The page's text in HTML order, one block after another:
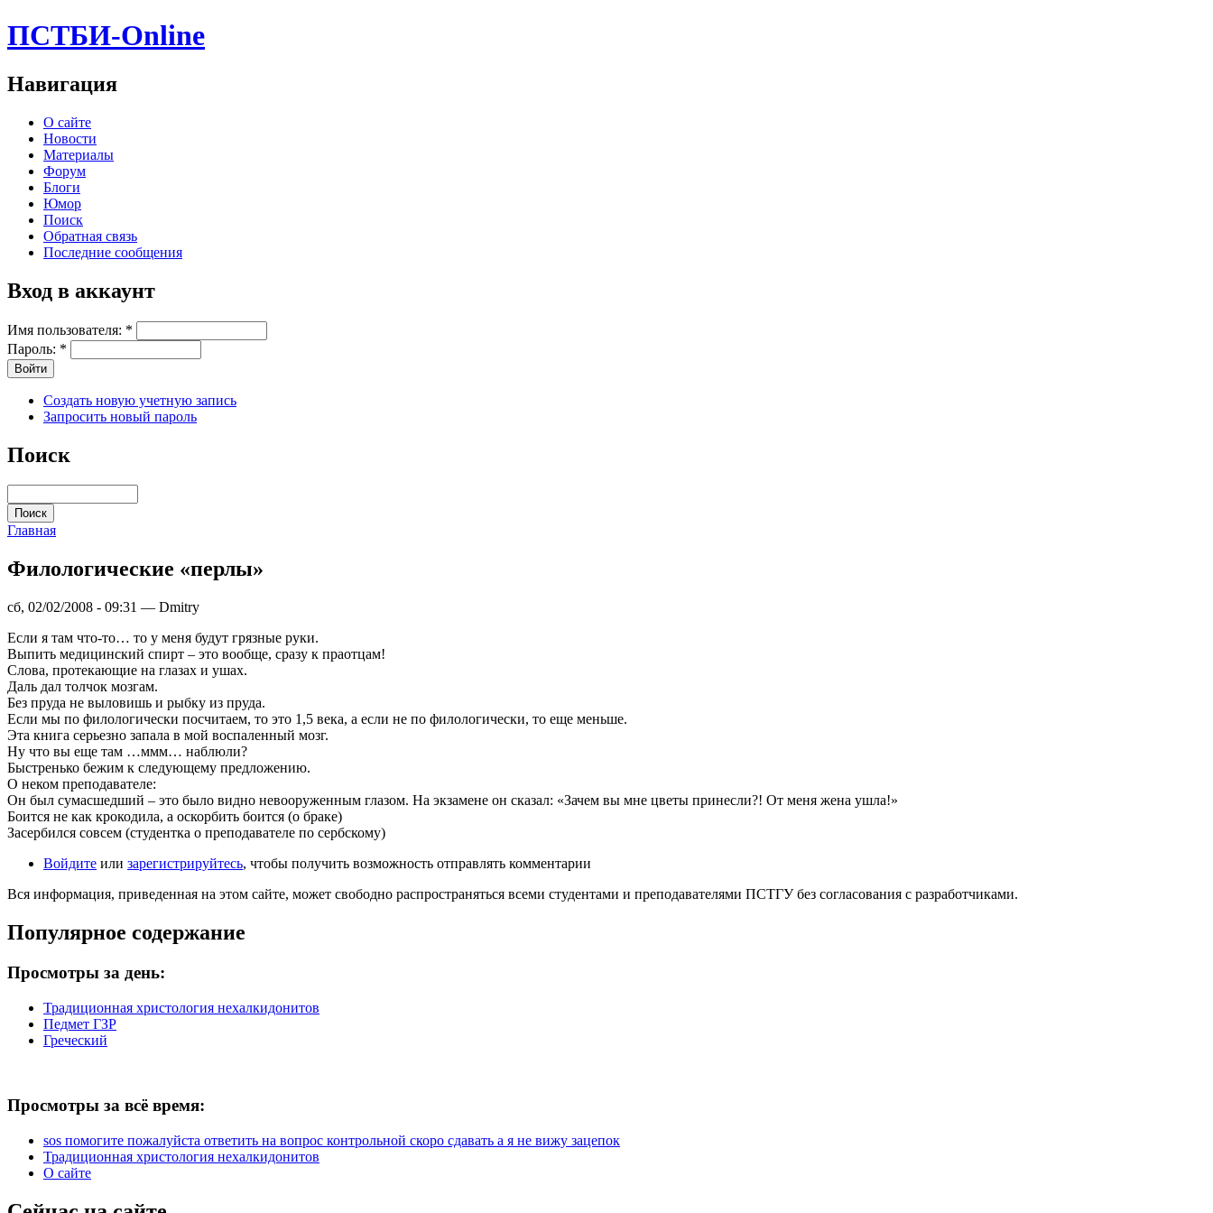
ПСТБИ-Online
Навигация
О сайте
Новости
Материалы
Форум
Блоги
Юмор
Поиск
Обратная связь
Последние сообщения
Вход в аккаунт
Имя пользователя: *
Пароль: *
Создать новую учетную запись
Запросить новый пароль
Поиск
Главная
Филологические «перлы»
сб, 02/02/2008 - 09:31 — Dmitry
Если я там что-то… то у меня будут грязные руки.
Выпить медицинский спирт – это вообще, сразу к праотцам!
Слова, протекающие на глазах и ушах.
Даль дал толчок мозгам.
Без пруда не выловишь и рыбку из пруда.
Если мы по филологически посчитаем, то это 1,5 века, а если не по филологически, то еще меньше.
Эта книга серьезно запала в мой воспаленный мозг.
Ну что вы еще там …ммм… наблюли?
Быстренько бежим к следующему предложению.
О неком преподавателе:
Он был сумасшедший – это было видно невооруженным глазом. На экзамене он сказал: «Зачем вы мне цветы принесли?! От меня жена ушла!»
Боится не как крокодила, а оскорбить боится (о браке)
Засербился совсем (студентка о преподавателе по сербскому)
Войдите или зарегистрируйтесь, чтобы получить возможность отправлять комментарии
Вся информация, приведенная на этом сайте, может свободно распространяться всеми студентами и преподавателями ПСТГУ без согласования с разработчиками.
Популярное содержание
Просмотры за день:
Традиционная христология нехалкидонитов
Педмет ГЗР
Греческий
Просмотры за всё время:
sos помогите пожалуйста ответить на вопрос контрольной скоро сдавать а я не вижу зацепок
Традиционная христология нехалкидонитов
О сайте